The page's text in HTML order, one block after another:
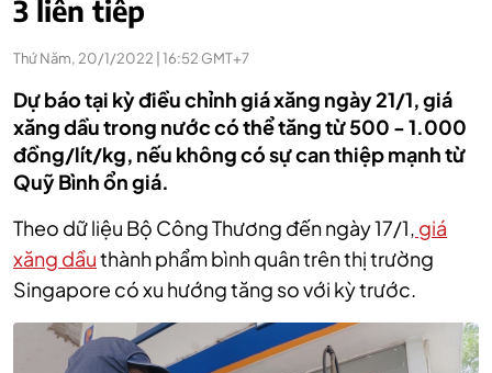
3 liên tiếp
Thứ Năm, 20/1/2022 | 16:52 GMT+7
Dự báo tại kỳ điều chỉnh giá xăng ngày 21/1, giá
xăng dầu trong nước có thể tăng từ 500 - 1.000
đồng/lít/kg, nếu không có sự can thiệp mạnh từ
Quỹ Bình ổn giá.
Theo dữ liệu Bộ Công Thương đến ngày 17/1, giá
xăng dầuthành phẩm bình quân trên thị trường
Singapore có xu hướng tăng so với kỳ trước.